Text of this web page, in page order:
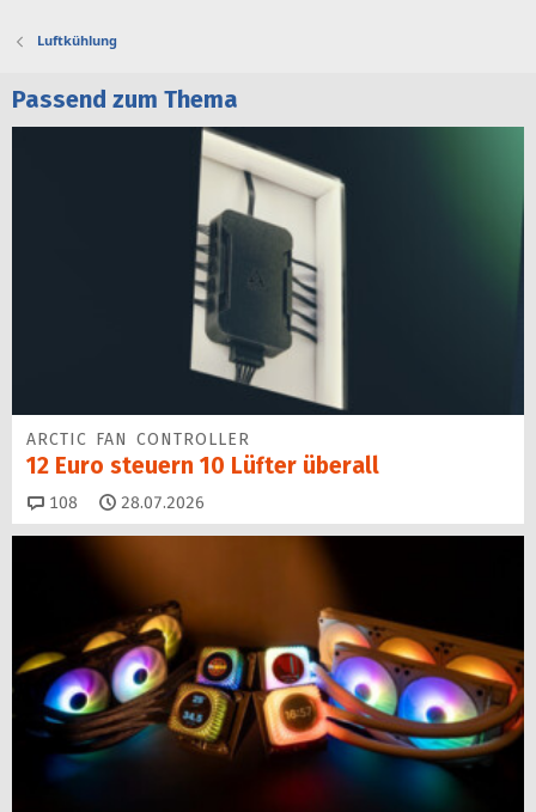
Luftkühlung
Passend zum Thema
ARCTIC FAN CONTROLLER
12 Euro steuern 10 Lüfter überall
108 Kommentare
28.07.2026